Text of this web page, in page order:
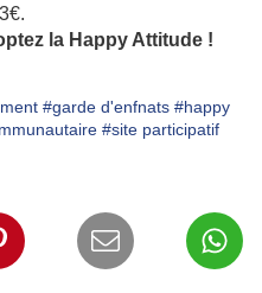
la Happy Attitude !
#garde d'enfnats #happy
#site participatif